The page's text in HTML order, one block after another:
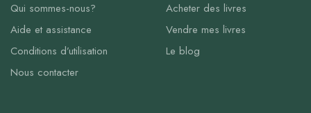
Qui sommes-nous?
Aide et assistance
Conditions d’utilisation
Nous contacter
Acheter des livres
Vendre mes livres
Le blog